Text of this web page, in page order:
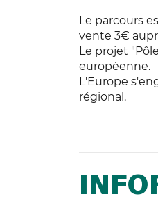
Le parcours
vente 3€
Le projet
européenne.
L'Europe
régional.